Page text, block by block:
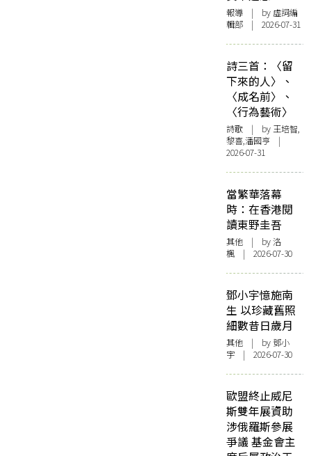
報導 | by 虛詞編
輯部 | 2026-07-31
詩三首：〈留
下來的人〉、
〈成名前〉、
〈行為藝術〉
詩歌 | by 王培智,
黎喜,潘國亨 |
2026-07-31
當繁華落幕
時：在香港閱
讀東野圭吾
其他 | by洛
楓 | 2026-07-30
鄧小宇憶施南
生 以珍藏舊照
細數昔日歲月
其他 | by 鄧小
宇 | 2026-07-30
歐盟終止威尼
斯雙年展資助
涉俄羅斯參展
爭議 基金會主